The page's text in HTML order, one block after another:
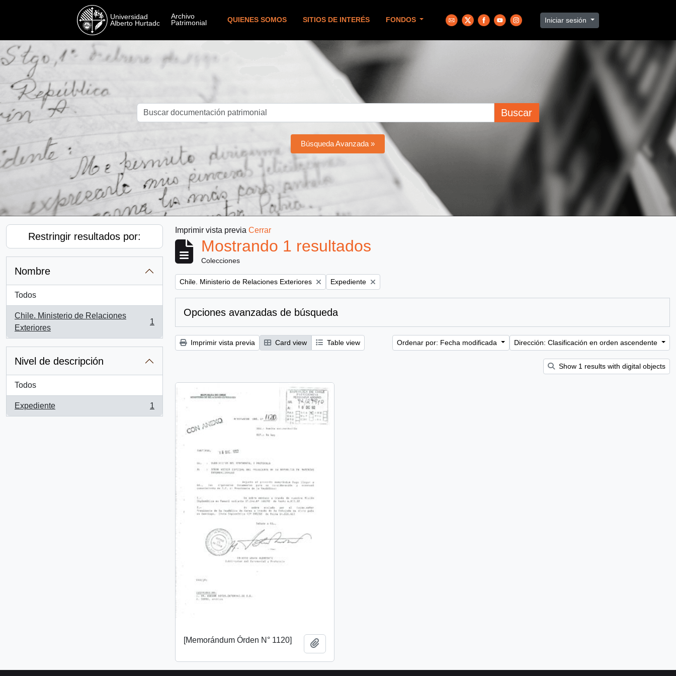
QUIENES SOMOS SITIOS DE INTERÉS FONDOS Iniciar sesión
Buscar
Búsqueda Avanzada »
Restringir resultados por:
Nombre
Todos
Chile. Ministerio de Relaciones
Exteriores
, 1 resultados
1
Nivel de descripción
Todos
Expediente
, 1 resultados
1
Imprimir vista previa Cerrar
Mostrando 1 resultados
Colecciones
Remove filter:
Chile. Ministerio de Relaciones Exteriores Remove filter:
Expediente
Opciones avanzadas de búsqueda
Imprimir vista previa Card view Table view Ordenar por: Fecha modificada Dirección: Clasificación en orden ascendente
Show 1 results with digital objects
[Memorándum Órden N° 1120]